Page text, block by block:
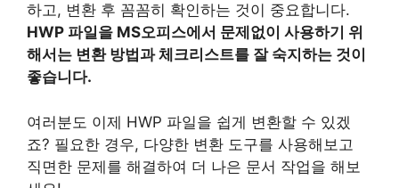
하고, 변환 후 꼼꼼히 확인하는 것이 중요합니다.
HWP 파일을 MS오피스에서 문제없이 사용하기 위
해서는 변환 방법과 체크리스트를 잘 숙지하는 것이
좋습니다.
여러분도 이제 HWP 파일을 쉽게 변환할 수 있겠
죠? 필요한 경우, 다양한 변환 도구를 사용해보고
직면한 문제를 해결하여 더 나은 문서 작업을 해보